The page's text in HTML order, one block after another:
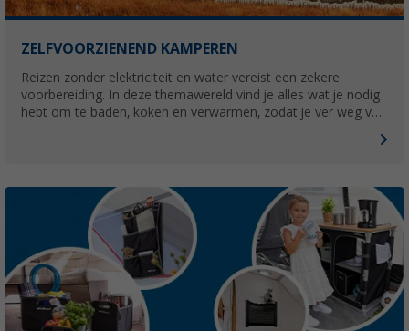
ZELFVOORZIENEND KAMPEREN
Reizen zonder elektriciteit en water vereist een zekere
voorbereiding. In deze themawereld vind je alles wat je nodig
hebt om te baden, koken en verwarmen, zodat je ver weg van